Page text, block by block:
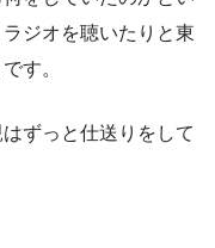
ジオを聴いたりと東
す。
ずっと仕送りをして